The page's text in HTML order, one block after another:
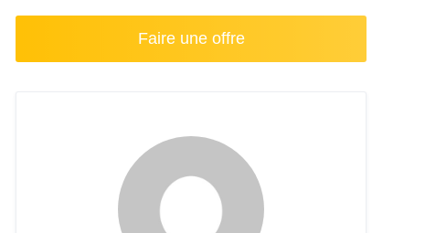
Faire une offre